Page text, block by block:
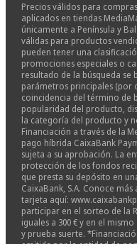
Precios válidos para
aplicados en tiendas
únicamente a Península y
válidas para productos
pueden tener una
promociones especiales o
resultado de la búsqueda se
parámetros principales (por
coincidencia del término de
popularidad del producto,
la categoría del producto y
Financiación a través de la
pago híbrida CaixaBank
sujeta a su aprobación. La
protección de los fondos
que presta su depósito en
CaixaBank, S.A. Conoce
tarjeta aquí:
participar en el sorteo de la
iguales a 300 € y en el
y prueba suerte.